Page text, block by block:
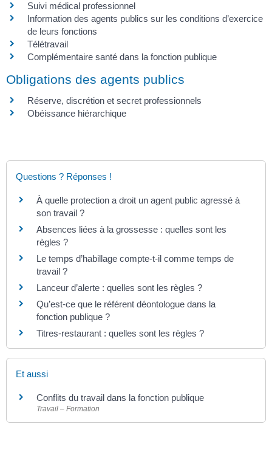
Suivi médical professionnel
Information des agents publics sur les conditions d’exercice
de leurs fonctions
Télétravail
Complémentaire santé dans la fonction publique
Obligations des agents publics
Réserve, discrétion et secret professionnels
Obéissance hiérarchique
Questions ? Réponses !
À quelle protection a droit un agent public agressé à
son travail ?
Absences liées à la grossesse : quelles sont les
règles ?
Le temps d’habillage compte-t-il comme temps de
travail ?
Lanceur d’alerte : quelles sont les règles ?
Qu’est-ce que le référent déontologue dans la
fonction publique ?
Titres-restaurant : quelles sont les règles ?
Et aussi
Conflits du travail dans la fonction publique
Travail – Formation